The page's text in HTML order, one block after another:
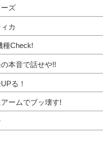
ズ
カ
種Check!
本音で話せや!!
る！
ームでブッ壊す!